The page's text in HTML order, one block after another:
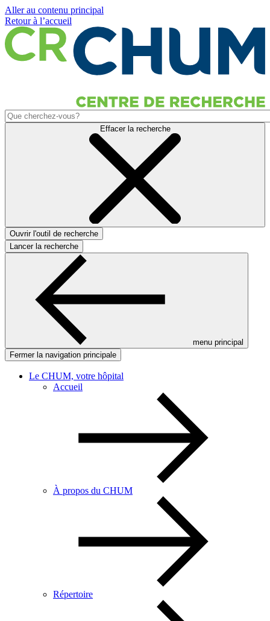
Aller au contenu principal
Retour à l’accueil
Effacer la recherche
Ouvrir l'outil de recherche
Lancer la recherche
menu principal
Fermer la navigation principale
Le CHUM, votre hôpital
Accueil
À propos du CHUM
Répertoire